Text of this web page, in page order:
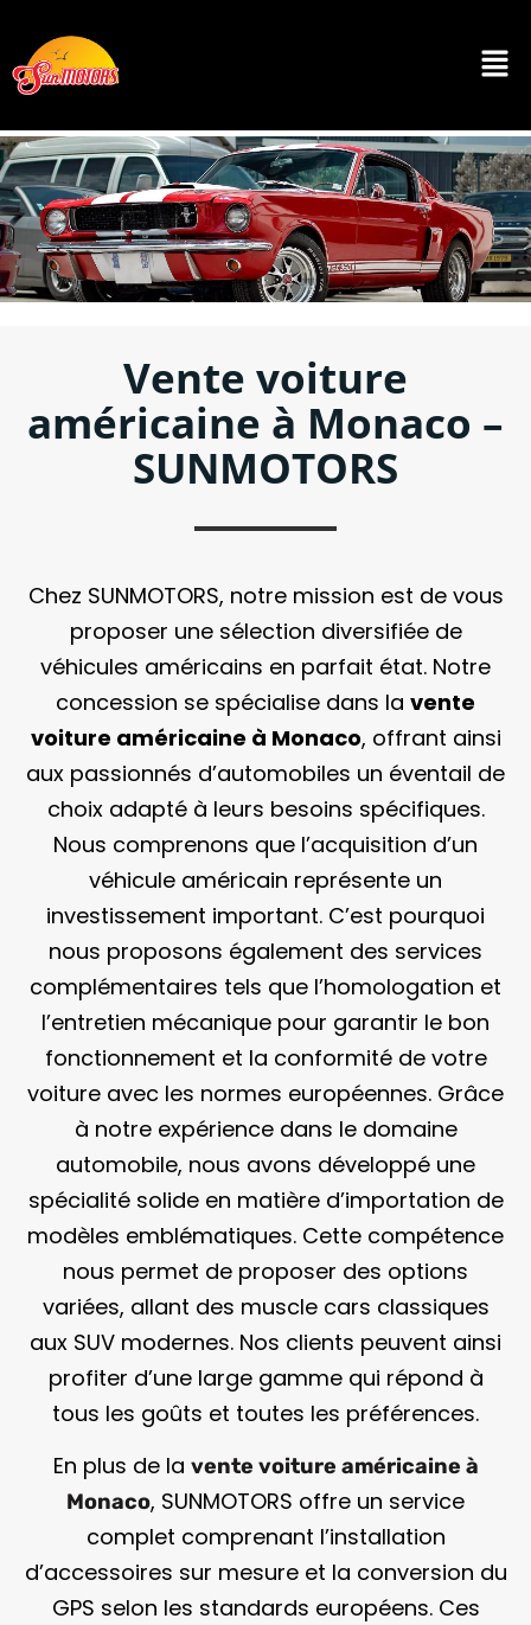
Vente voiture
américaine à Monaco –
SUNMOTORS
Chez SUNMOTORS, notre mission est de vous
proposer une sélection diversifiée de
véhicules américains en parfait état. Notre
concession se spécialise dans la vente
voiture américaine à Monaco, offrant ainsi
aux passionnés d’automobiles un éventail de
choix adapté à leurs besoins spécifiques.
Nous comprenons que l’acquisition d’un
véhicule américain représente un
investissement important. C’est pourquoi
nous proposons également des services
complémentaires tels que l’homologation et
l’entretien mécanique pour garantir le bon
fonctionnement et la conformité de votre
voiture avec les normes européennes. Grâce
à notre expérience dans le domaine
automobile, nous avons développé une
spécialité solide en matière d’importation de
modèles emblématiques. Cette compétence
nous permet de proposer des options
variées, allant des muscle cars classiques
aux SUV modernes. Nos clients peuvent ainsi
profiter d’une large gamme qui répond à
tous les goûts et toutes les préférences.
En plus de la vente voiture américaine à
Monaco, SUNMOTORS offre un service
complet comprenant l’installation
d’accessoires sur mesure et la conversion du
GPS selon les standards européens. Ces